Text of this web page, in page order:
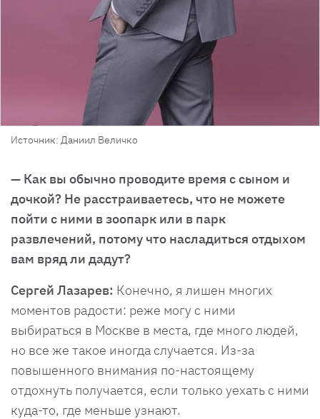
Источник: Даниил Величко
— Как вы обычно проводите время с сыном и
дочкой? Не расстраиваетесь, что не можете
пойти с ними в зоопарк или в парк
развлечений, потому что насладиться отдыхом
вам вряд ли дадут?
Сергей Лазарев: Конечно, я лишен многих
моментов радости: реже могу с ними
выбираться в Москве в места, где много людей,
но все же такое иногда случается. Из-за
повышенного внимания по-настоящему
отдохнуть получается, если только уехать с ними
куда-то, где меньше узнают.